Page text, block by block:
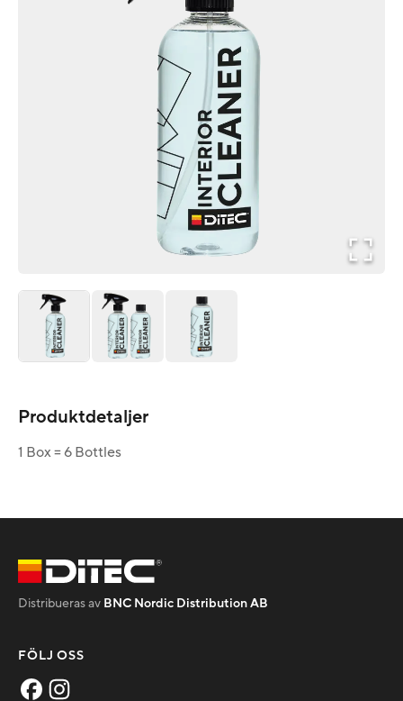
Produktdetaljer
1 Box = 6 Bottles
Distribueras av BNC Nordic Distribution AB
FÖLJ OSS